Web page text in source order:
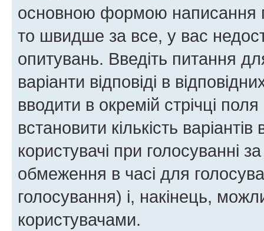
основною формою написання
то швидше за все, у вас
опитувань. Введіть питання
варіанти відповіді в
вводити в окремій стрічці
встановити кількість
користувачі при голосуванні
обмеження в часі для
голосування) і, накінець,
користувачами.